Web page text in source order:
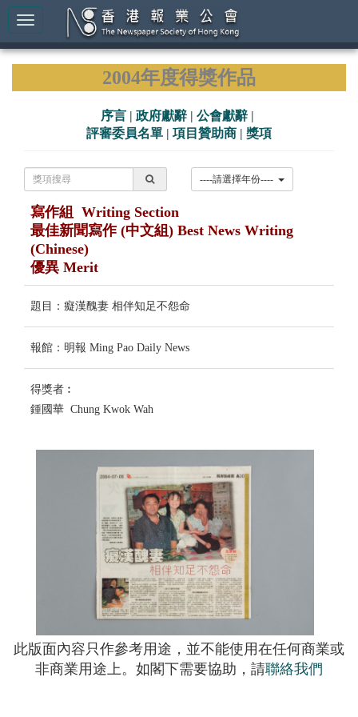
2004年度得獎作品
序言 | 政府獻辭 | 公會獻辭 |
評審委員名單 | 項目贊助商 | 獎項
寫作組 Writing Section
最佳新聞寫作 (中文組) Best News Writing
(Chinese)
優異 Merit
題目：癡漢醜妻 相伴知足不怨命
報館：明報 Ming Pao Daily News
得獎者︰
鍾國華 Chung Kwok Wah
此版面內容只作參考用途，並不能使用在任何商業或
非商業用途上。如閣下需要協助，請聯絡我們